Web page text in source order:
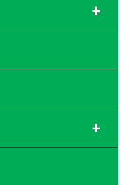
+
+